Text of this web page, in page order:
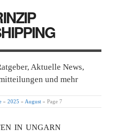
Aktuelle News,
und mehr
» 2025 » August » Page 7
IN UNGARN